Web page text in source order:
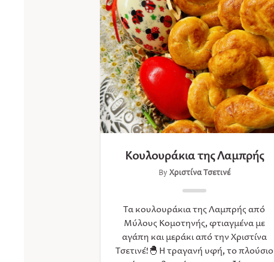
Κουλουράκια της Λαμπρής
By Χριστίνα Τσετινέ
Τα κουλουράκια της Λαμπρής από
Μύλους Κομοτηνής, φτιαγμένα με
αγάπη και μεράκι από την Χριστίνα
Τσετινέ!🐣 Η τραγανή υφή, το πλούσιο